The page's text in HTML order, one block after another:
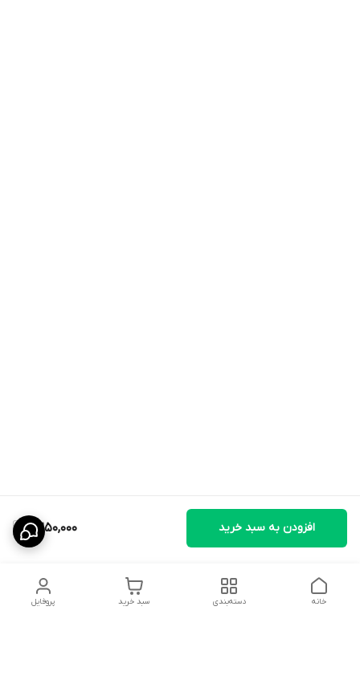
2,250,000 افزودن به سبد خرید
پروفایل سبد خرید دسته‌بندی خانه